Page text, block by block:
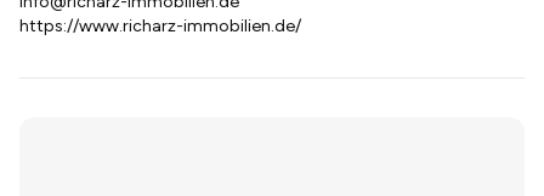
https://www.richarz-immobilien.de/